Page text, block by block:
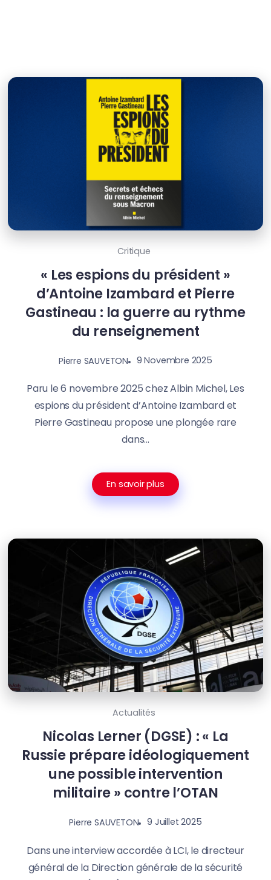
Critique
« Les espions du président »
d’Antoine Izambard et Pierre
Gastineau : la guerre au rythme
du renseignement
Pierre SAUVETON 9 Novembre 2025
Paru le 6 novembre 2025 chez Albin Michel, Les
espions du président d’Antoine Izambard et
Pierre Gastineau propose une plongée rare
dans...
En savoir plus
Actualités
Nicolas Lerner (DGSE) : « La
Russie prépare idéologiquement
une possible intervention
militaire » contre l’OTAN
Pierre SAUVETON 9 Juillet 2025
Dans une interview accordée à LCI, le directeur
général de la Direction générale de la sécurité